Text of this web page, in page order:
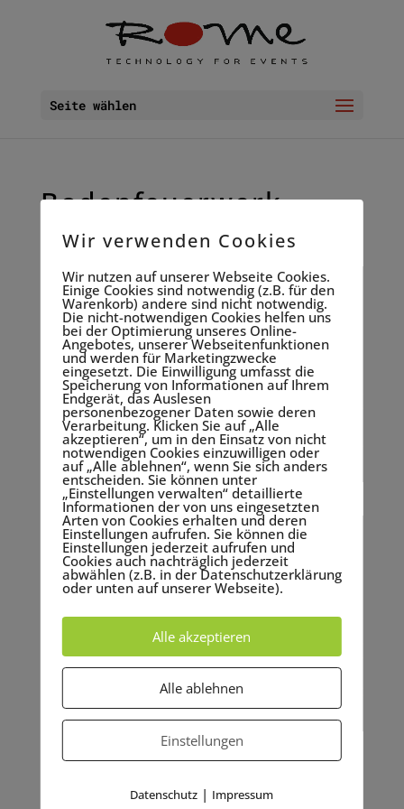
Seite wählen
Bodenfeuerwerk
12.08. 2019
Wir verwenden Cookies
Wir nutzen auf unserer Webseite Cookies.
Einige Cookies sind notwendig (z.B. für den
Warenkorb) andere sind nicht notwendig.
Die nicht-notwendigen Cookies helfen uns
bei der Optimierung unseres Online-
Angebotes, unserer Webseitenfunktionen
und werden für Marketingzwecke
eingesetzt. Die Einwilligung umfasst die
Speicherung von Informationen auf Ihrem
Endgerät, das Auslesen
personenbezogener Daten sowie deren
Verarbeitung. Klicken Sie auf „Alle
akzeptieren“, um in den Einsatz von nicht
notwendigen Cookies einzuwilligen oder
auf „Alle ablehnen“, wenn Sie sich anders
entscheiden. Sie können unter
„Einstellungen verwalten“ detaillierte
Informationen der von uns eingesetzten
Arten von Cookies erhalten und deren
Einstellungen aufrufen. Sie können die
Einstellungen jederzeit aufrufen und
Cookies auch nachträglich jederzeit
abwählen (z.B. in der Datenschutzerklärung
oder unten auf unserer Webseite).
Alle akzeptieren
Alle ablehnen
Einstellungen
Datenschutz | Impressum